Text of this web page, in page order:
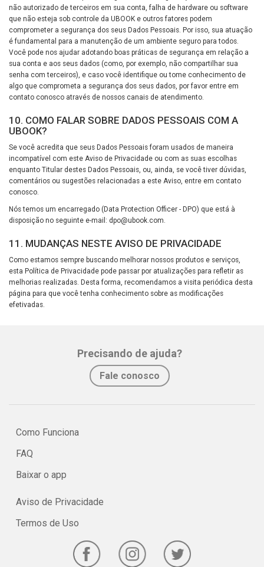
não autorizado de terceiros em sua conta, falha de hardware ou software
que não esteja sob controle da UBOOK e outros fatores podem
comprometer a segurança dos seus Dados Pessoais. Por isso, sua atuação
é fundamental para a manutenção de um ambiente seguro para todos.
Você pode nos ajudar adotando boas práticas de segurança em relação a
sua conta e aos seus dados (como, por exemplo, não compartilhar sua
senha com terceiros), e caso você identifique ou tome conhecimento de
algo que comprometa a segurança dos seus dados, por favor entre em
contato conosco através de nossos canais de atendimento.
10. COMO FALAR SOBRE DADOS PESSOAIS COM A
UBOOK?
Se você acredita que seus Dados Pessoais foram usados de maneira
incompatível com este Aviso de Privacidade ou com as suas escolhas
enquanto Titular destes Dados Pessoais, ou, ainda, se você tiver dúvidas,
comentários ou sugestões relacionadas a este Aviso, entre em contato
conosco.
Nós temos um encarregado (Data Protection Officer - DPO) que está à
disposição no seguinte e-mail: dpo@ubook.com.
11. MUDANÇAS NESTE AVISO DE PRIVACIDADE
Como estamos sempre buscando melhorar nossos produtos e serviços,
esta Política de Privacidade pode passar por atualizações para refletir as
melhorias realizadas. Desta forma, recomendamos a visita periódica desta
página para que você tenha conhecimento sobre as modificações
efetivadas.
Precisando de ajuda?
Fale conosco
Como Funciona
FAQ
Baixar o app
Aviso de Privacidade
Termos de Uso